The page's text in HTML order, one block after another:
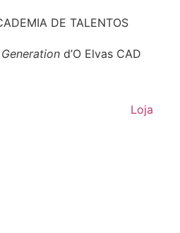
DE TALENTOS
d’O Elvas CAD
Loja